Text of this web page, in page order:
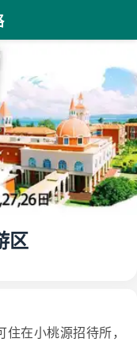
区
在小桃源招待所，